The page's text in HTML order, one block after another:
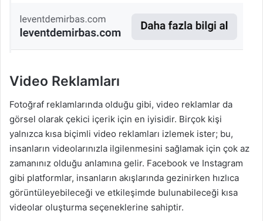
Video Reklamları
Fotoğraf reklamlarında olduğu gibi, video reklamlar da
görsel olarak çekici içerik için en iyisidir. Birçok kişi
yalnızca kısa biçimli video reklamları izlemek ister; bu,
insanların videolarınızla ilgilenmesini sağlamak için çok az
zamanınız olduğu anlamına gelir. Facebook ve Instagram
gibi platformlar, insanların akışlarında gezinirken hızlıca
görüntüleyebileceği ve etkileşimde bulunabileceği kısa
videolar oluşturma seçeneklerine sahiptir.